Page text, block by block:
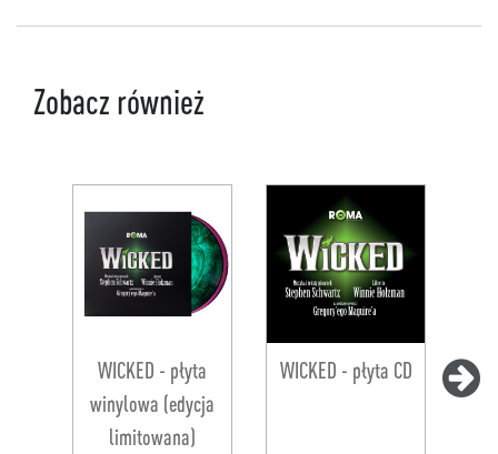
Zobacz również
WICKED - płyta
winylowa (edycja
limitowana)
WICKED - płyta CD